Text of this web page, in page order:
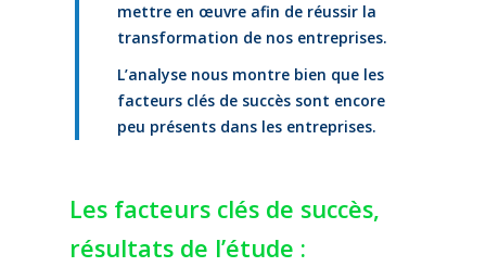
mettre en œuvre afin de réussir la
transformation de nos entreprises.
L’analyse nous montre bien que les
facteurs clés de succès sont encore
peu présents dans les entreprises.
Les facteurs clés de succès,
résultats de l’étude :